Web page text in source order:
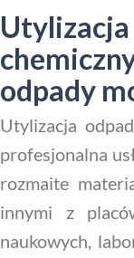
odpady
Utylizacja
profesjonalna
rozmaite
innymi z
naukowych,